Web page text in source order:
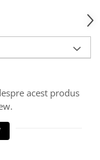
acest produs